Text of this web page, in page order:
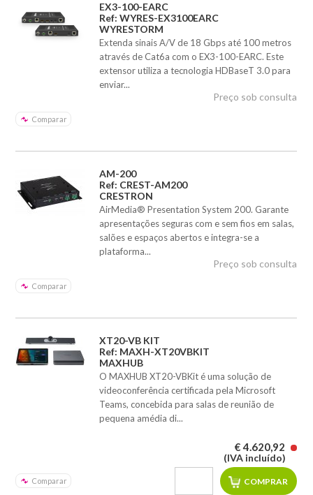
EX3-100-EARC
Ref: WYRES-EX3100EARC
WYRESTORM
Extenda sinais A/V de 18 Gbps até 100 metros
através de Cat6a com o EX3-100-EARC. Este
extensor utiliza a tecnologia HDBaseT 3.0 para
enviar...
Comparar
Preço sob consulta
AM-200
Ref: CREST-AM200
CRESTRON
AirMedia® Presentation System 200. Garante
apresentações seguras com e sem fios em salas,
salões e espaços abertos e integra-se a
plataforma...
Comparar
Preço sob consulta
XT20-VB KIT
Ref: MAXH-XT20VBKIT
MAXHUB
O MAXHUB XT20-VBKit é uma solução de
videoconferência certificada pela Microsoft
Teams, concebida para salas de reunião de
pequena amédia di...
Comparar
€ 4.620,92
(IVA incluído)